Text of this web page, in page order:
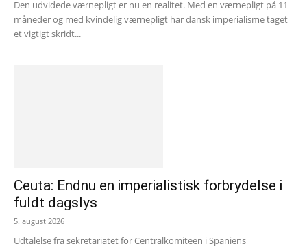
Den udvidede værnepligt er nu en realitet. Med en værnepligt på 11
måneder og med kvindelig værnepligt har dansk imperialisme taget
et vigtigt skridt...
Ceuta: Endnu en imperialistisk forbrydelse i
fuldt dagslys
5. august 2026
Udtalelse fra sekretariatet for Centralkomiteen i Spaniens